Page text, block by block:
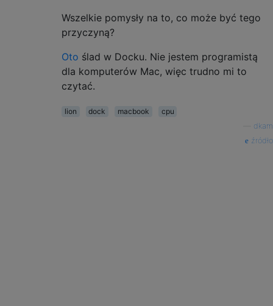
Wszelkie pomysły na to, co może być tego
przyczyną?
Oto ślad w Docku. Nie jestem programistą
dla komputerów Mac, więc trudno mi to
czytać.
lion dock macbook
cpu
dkam
źródło